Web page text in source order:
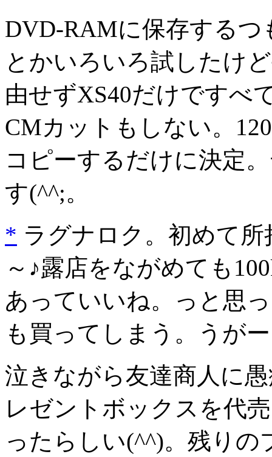
DVD-RAMに保存する
とかいろいろ試したけ
由せずXS40だけですべ
CMカットもしない。
コピーするだけに決定
す(^^;。
* ラグナロク。初めて
～♪露店をながめても
あっていいね。っと思
も買ってしまう。うが
泣きながら友達商人に
レゼントボックスを代
ったらしい(^^)。残りの